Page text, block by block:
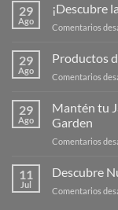
29
Ago
¡Descubre
Comentarios
29
Ago
Productos
Comentarios
29
Ago
Mantén tu
Garden
Comentarios
11
Jul
Descubre
Comentarios